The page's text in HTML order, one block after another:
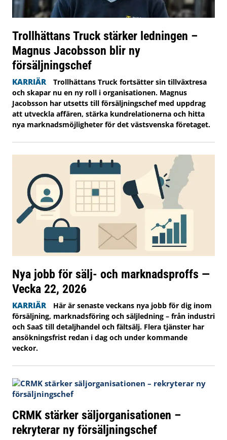
Trollhättans Truck stärker ledningen –
Magnus Jacobsson blir ny
försäljningschef
KARRIÄR
Trollhättans Truck fortsätter sin tillväxtresa
och skapar nu en ny roll i organisationen. Magnus
Jacobsson har utsetts till försäljningschef med uppdrag
att utveckla affären, stärka kundrelationerna och hitta
nya marknadsmöjligheter för det västsvenska företaget.
Nya jobb för sälj- och marknadsproffs —
Vecka 22, 2026
KARRIÄR
Här är senaste veckans nya jobb för dig inom
försäljning, marknadsföring och säljledning – från industri
och SaaS till detaljhandel och fältsälj. Flera tjänster har
ansökningsfrist redan i dag och under kommande
veckor.
CRMK stärker säljorganisationen –
rekryterar ny försäljningschef